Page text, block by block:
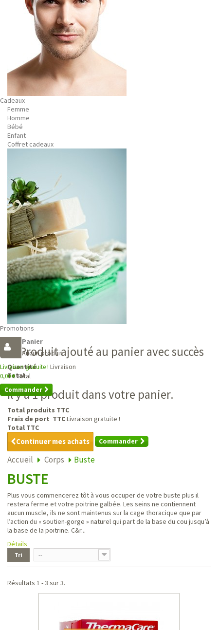
Cadeaux
Femme
Homme
Bébé
Enfant
Coffret cadeaux
Promotions
Panier
Aucun produit
Livraison gratuite ! Livraison
0,00 €Total
Commander
Produit ajouté au panier avec succès
Quantité
Total
Il y a 1 produit dans votre panier.
Total produits TTC
Frais de port TTCLivraison gratuite !
Total TTC
Continuer mes achats Commander
Accueil Corps Buste
BUSTE
Plus vous commencerez tôt à vous occuper de votre buste plus il
restera ferme et votre poitrine galbée. Les seins ne contiennent
aucun muscle, ils ne sont maintenus sur la cage thoracique que par
l’action du « soutien-gorge » naturel qui part de la base du cou jusqu’à
la base de la poitrine. C&r...
Détails
Tri --
Résultats 1 - 3 sur 3.